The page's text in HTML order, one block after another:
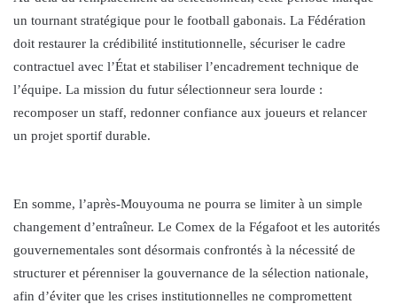
un tournant stratégique pour le football gabonais. La Fédération
doit restaurer la crédibilité institutionnelle, sécuriser le cadre
contractuel avec l’État et stabiliser l’encadrement technique de
l’équipe. La mission du futur sélectionneur sera lourde :
recomposer un staff, redonner confiance aux joueurs et relancer
un projet sportif durable.
En somme, l’après-Mouyouma ne pourra se limiter à un simple
changement d’entraîneur. Le Comex de la Fégafoot et les autorités
gouvernementales sont désormais confrontés à la nécessité de
structurer et pérenniser la gouvernance de la sélection nationale,
afin d’éviter que les crises institutionnelles ne compromettent